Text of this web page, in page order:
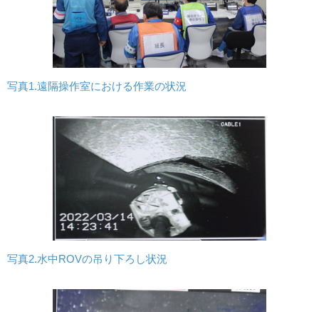
写真1.遠隔操作室における作業の状況
写真2.水中ROVの吊り下ろし状況